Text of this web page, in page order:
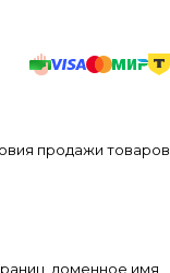
продажи товаров
доменное имя,